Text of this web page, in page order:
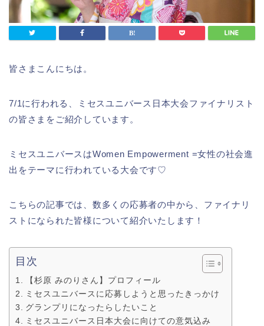
皆さまこんにちは。
7/1に行われる、ミセスユニバース日本大会ファイナリスト
の皆さまをご紹介しています。
ミセスユニバースはWomen Empowerment =女性の社会進
出をテーマに行われている大会です♡
こちらの記事では、数多くの応募者の中から、ファイナリ
ストになられた皆様について紹介いたします！
目次
【杉原 みのりさん】プロフィール
ミセスユニバースに応募しようと思ったきっかけ
グランプリになったらしたいこと
ミセスユニバース日本大会に向けての意気込み